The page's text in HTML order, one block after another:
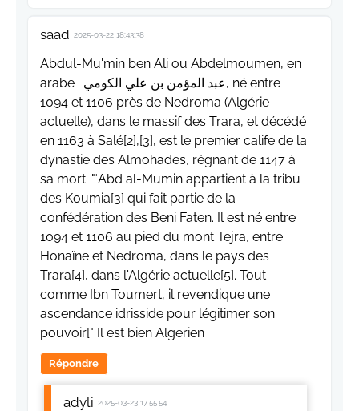
saad 2025-03-22 18:43:38
Abdul-Mu'min ben Ali ou Abdelmoumen, en
arabe : عبد المؤمن بن علي الكومي, né entre
1094 et 1106 près de Nedroma (Algérie
actuelle), dans le massif des Trara, et décédé
en 1163 à Salé[2],[3], est le premier calife de la
dynastie des Almohades, régnant de 1147 à
sa mort. "ʿAbd al-Mumin appartient à la tribu
des Koumia[3] qui fait partie de la
confédération des Beni Faten. Il est né entre
1094 et 1106 au pied du mont Tejra, entre
Honaïne et Nedroma, dans le pays des
Trara[4], dans l'Algérie actuelle[5]. Tout
comme Ibn Toumert, il revendique une
ascendance idrisside pour légitimer son
pouvoir[" Il est bien Algerien
Répondre
adyli 2025-03-23 17:55:54